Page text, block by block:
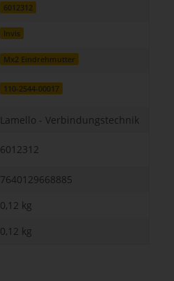
6012312
Invis
Mx2 Eindrehmutter
110-2544-00017
Lamello - Verbindungstechnik
6012312
7640129668885
0,12 kg
0,12 kg